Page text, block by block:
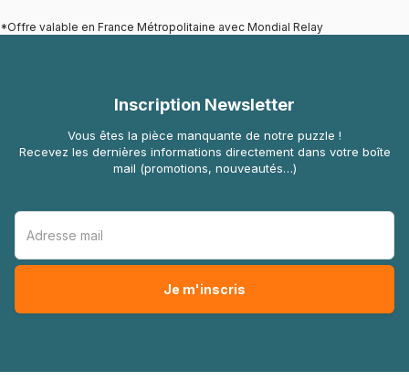
*Offre valable en France Métropolitaine avec Mondial Relay
Inscription Newsletter
Vous êtes la pièce manquante de notre puzzle !
Recevez les dernières informations directement dans votre boîte
mail (promotions, nouveautés…)